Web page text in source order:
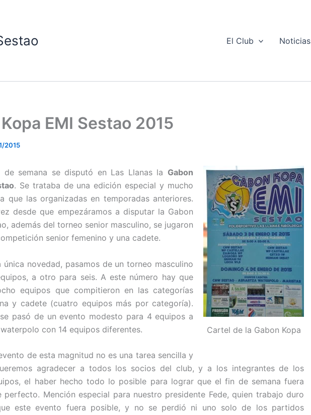
El Club Noticias
EMI Sestao 2015
2015
Cartel de la Gabon Kopa
de semana se disputó en Las Llanas la Gabon
. Se trataba de una edición especial y mucho
que las organizadas en temporadas anteriores.
desde que empezáramos a disputar la Gabon
además del torneo senior masculino, se jugaron
senior femenino y una cadete.
única novedad, pasamos de un torneo masculino
a otro para seis. A este número hay que
equipos que compitieron en las categorías
y cadete (cuatro equipos más por categoría).
pasó de un evento modesto para 4 equipos a
con 14 equipos diferentes.
de esta magnitud no es una tarea sencilla y
agradecer a todos los socios del club, y a los integrantes de los
el haber hecho todo lo posible para lograr que el fin de semana fuera
perfecto. Mención especial para nuestro presidente Fede, quien trabajo duro
este evento fuera posible, y no se perdió ni uno solo de los partidos